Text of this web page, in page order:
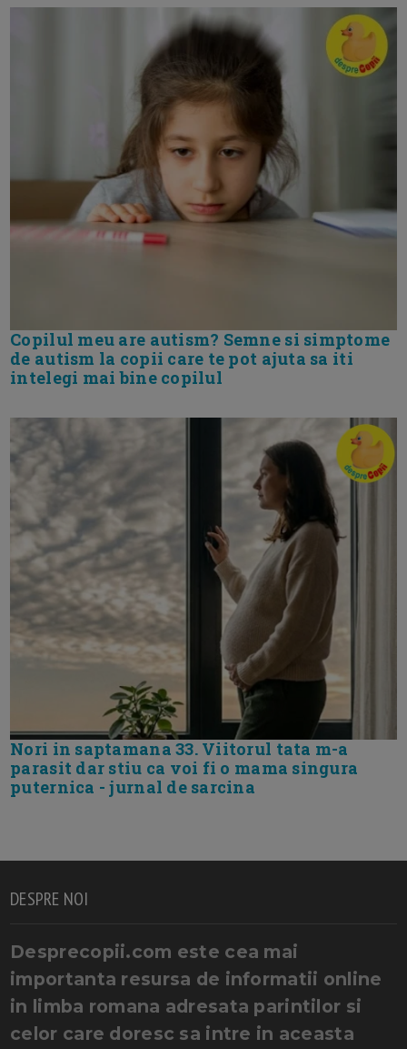
Copilul meu are autism? Semne si simptome
de autism la copii care te pot ajuta sa iti
intelegi mai bine copilul
Nori in saptamana 33. Viitorul tata m-a
parasit dar stiu ca voi fi o mama singura
puternica - jurnal de sarcina
DESPRE NOI
Desprecopii.com este cea mai
importanta resursa de informatii online
in limba romana adresata parintilor si
celor care doresc sa intre in aceasta